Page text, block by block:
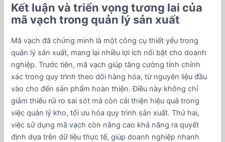
Kết luận và triển vọng tương lai của
mã vạch trong quản lý sản xuất
Mã vạch đã chứng minh là một công cụ thiết yếu trong
quản lý sản xuất, mang lại nhiều lợi ích nổi bật cho doanh
nghiệp. Trước tiên, mã vạch giúp tăng cường tính chính
xác trong quy trình theo dõi hàng hóa, từ nguyên liệu đầu
vào cho đến sản phẩm hoàn thiện. Điều này không chỉ
giảm thiểu rủi ro sai sót mà còn cải thiện hiệu quả trong
việc quản lý kho, tối ưu hóa quy trình sản xuất. Thứ hai,
việc sử dụng mã vạch còn nâng cao khả năng ra quyết
định dựa trên dữ liệu thực tế, giúp doanh nghiệp nhanh